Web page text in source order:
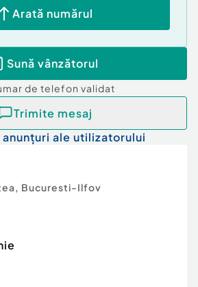
Arată numărul
Sună vânzătorul
de telefon validat
Trimite mesaj
anunțuri ale utilizatorului
, Bucuresti-Ilfov